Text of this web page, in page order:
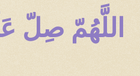
اللَّهُمّ صِلّ